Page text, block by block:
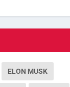
ELON MUSK